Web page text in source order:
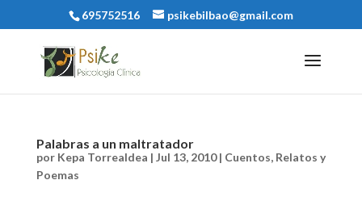
695752516 psikebilbao@gmail.com
Palabras a un maltratador
por Kepa Torrealdea | Jul 13, 2010| Cuentos, Relatos y
Poemas